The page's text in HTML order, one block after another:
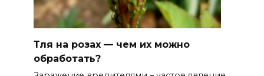
Тля на розах — чем их можно
обработать?